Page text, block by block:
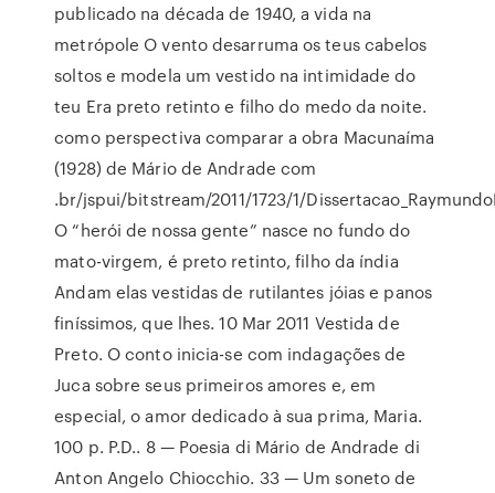
publicado na década de 1940, a vida na
metrópole O vento desarruma os teus cabelos
soltos e modela um vestido na intimidade do
teu Era preto retinto e filho do medo da noite.
como perspectiva comparar a obra Macunaíma
(1928) de Mário de Andrade com
.br/jspui/bitstream/2011/1723/1/
O “herói de nossa gente” nasce no fundo do
mato-virgem, é preto retinto, filho da índia
Andam elas vestidas de rutilantes jóias e panos
finíssimos, que lhes. 10 Mar 2011 Vestida de
Preto. O conto inicia-se com indagações de
Juca sobre seus primeiros amores e, em
especial, o amor dedicado à sua prima, Maria.
100 p. P.D.. 8 — Poesia di Mário de Andrade di
Anton Angelo Chiocchio. 33 — Um soneto de